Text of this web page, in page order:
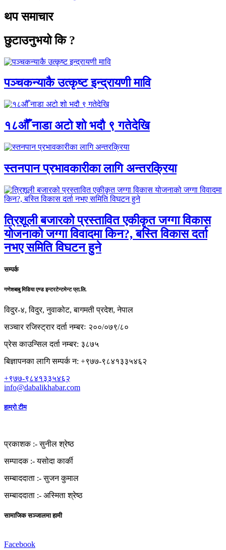
थप समाचार
छुटाउनुभयो कि ?
पञ्चकन्याकै उत्कृष्ट इन्द्रायणी मावि
१८औँ नाडा अटो शो भदौ ९ गतेदेखि
स्तनपान प्रभावकारीका लागि अन्तरक्रिया
त्रिशूली बजारको प्रस्तावित एकीकृत जग्गा विकास
योजनाको जग्गा विवादमा किन?, बस्ति विकास दर्ता
नभए समिति विघटन हुने
सम्पर्क
गणेशबाबु मिडिया एण्ड इन्टरटेन्टमेन्ट प्रा.लि.
विदुर-४, विदुर, नुवाकोट, बागमती प्रदेश, नेपाल
सञ्चार रजिस्ट्रार दर्ता नम्बरः २००/०७९/८०
प्रेस काउन्सिल दर्ता नम्बर: ३८७५
बिज्ञापनका लागि सम्पर्क न: +९७७-९८४१३३५४६२
+९७७-९८४१३३५४६२
info@dabalikhabar.com
हाम्रो टीम
प्रकाशक :-सुनील श्रेष्ठ
सम्पादक :-यसोदा कार्की
सम्बाददाता :-सुजन कुमाल
सम्बाददाता :- अस्मिता श्रेष्ठ
सामाजिक सञ्जालमा हामी
Facebook